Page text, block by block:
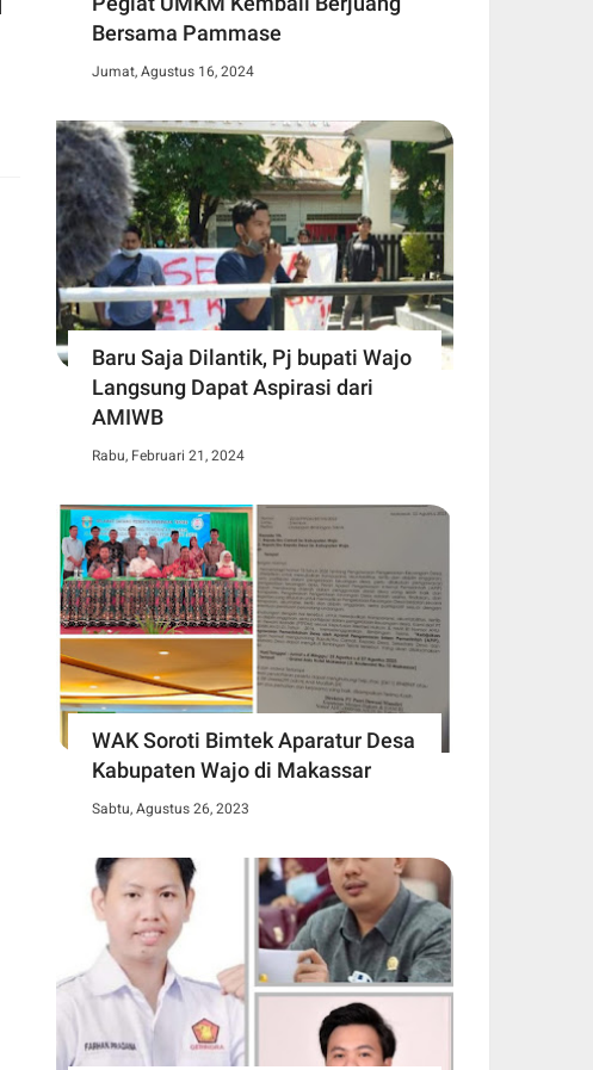
Bersama Pammase
Jumat, Agustus 16, 2024
Baru Saja Dilantik, Pj bupati Wajo
Langsung Dapat Aspirasi dari
AMIWB
Rabu, Februari 21, 2024
WAK Soroti Bimtek Aparatur Desa
Kabupaten Wajo di Makassar
Sabtu, Agustus 26, 2023